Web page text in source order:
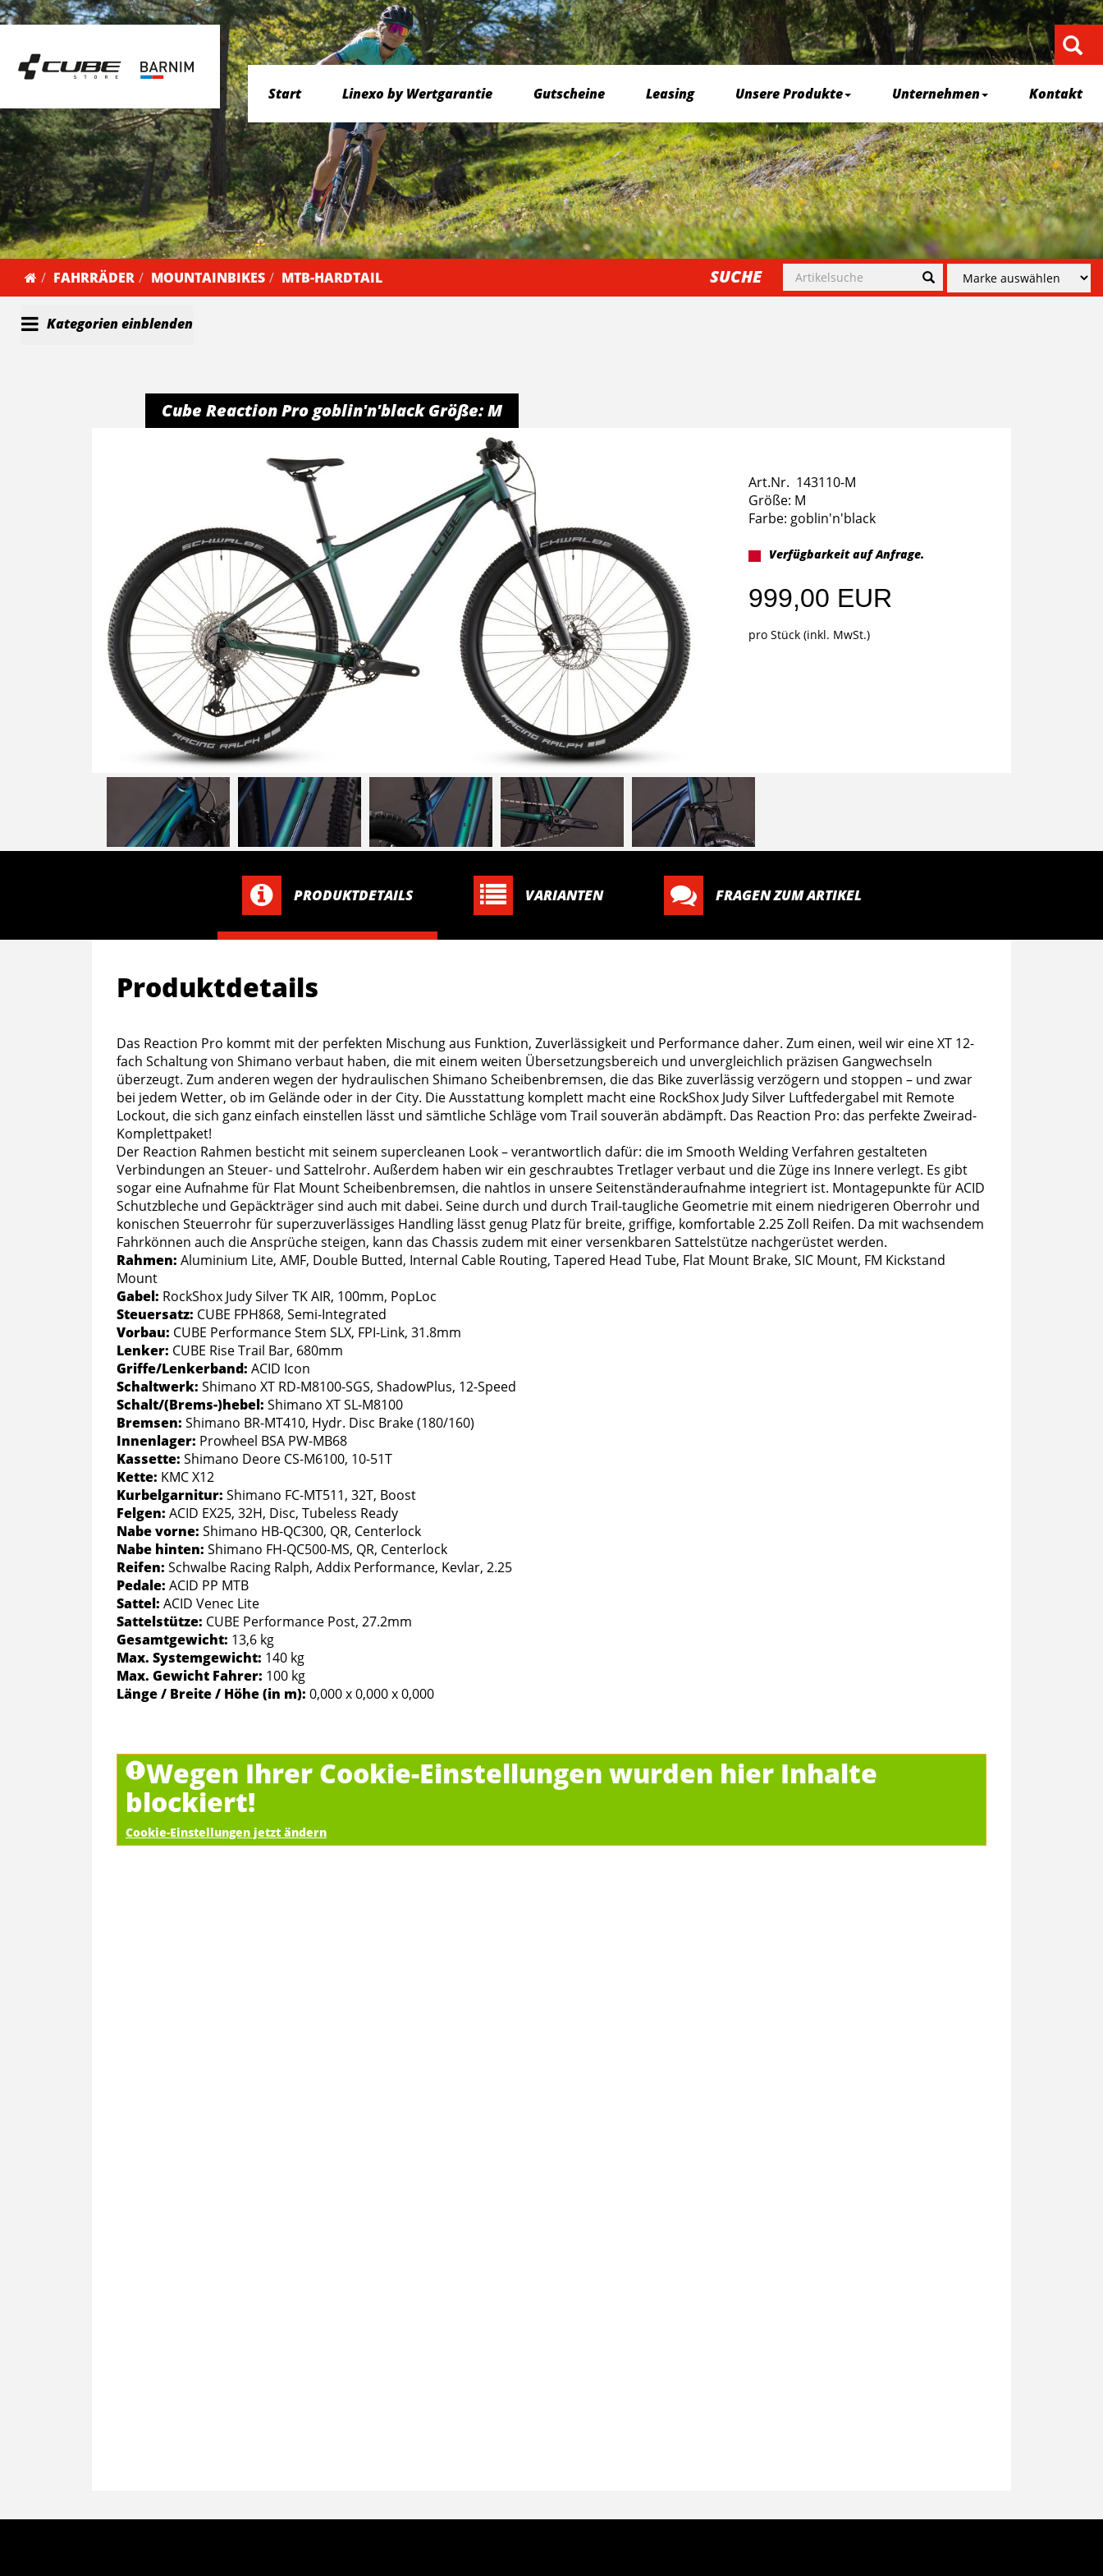
Start Linexo by Wertgarantie Gutscheine Leasing Unsere Produkte Unternehmen Kontakt
FAHRRÄDER MOUNTAINBIKES MTB-HARDTAIL SUCHE
Kategorien einblenden
Cube Reaction Pro goblin'n'black Größe: M
Art.Nr. 143110-M
Größe: M
Farbe: goblin'n'black
Verfügbarkeit auf Anfrage.
999,00 EUR
pro Stück (inkl. MwSt.)
PRODUKTDETAILS VARIANTEN FRAGEN ZUM ARTIKEL
Produktdetails
Das Reaction Pro kommt mit der perfekten Mischung aus Funktion, Zuverlässigkeit und Performance daher. Zum einen, weil wir eine XT 12-
fach Schaltung von Shimano verbaut haben, die mit einem weiten Übersetzungsbereich und unvergleichlich präzisen Gangwechseln
überzeugt. Zum anderen wegen der hydraulischen Shimano Scheibenbremsen, die das Bike zuverlässig verzögern und stoppen – und zwar
bei jedem Wetter, ob im Gelände oder in der City. Die Ausstattung komplett macht eine RockShox Judy Silver Luftfedergabel mit Remote
Lockout, die sich ganz einfach einstellen lässt und sämtliche Schläge vom Trail souverän abdämpft. Das Reaction Pro: das perfekte Zweirad-
Komplettpaket!
Der Reaction Rahmen besticht mit seinem supercleanen Look – verantwortlich dafür: die im Smooth Welding Verfahren gestalteten
Verbindungen an Steuer- und Sattelrohr. Außerdem haben wir ein geschraubtes Tretlager verbaut und die Züge ins Innere verlegt. Es gibt
sogar eine Aufnahme für Flat Mount Scheibenbremsen, die nahtlos in unsere Seitenständeraufnahme integriert ist. Montagepunkte für ACID
Schutzbleche und Gepäckträger sind auch mit dabei. Seine durch und durch Trail-taugliche Geometrie mit einem niedrigeren Oberrohr und
konischen Steuerrohr für superzuverlässiges Handling lässt genug Platz für breite, griffige, komfortable 2.25 Zoll Reifen. Da mit wachsendem
Fahrkönnen auch die Ansprüche steigen, kann das Chassis zudem mit einer versenkbaren Sattelstütze nachgerüstet werden.
Rahmen: Aluminium Lite, AMF, Double Butted, Internal Cable Routing, Tapered Head Tube, Flat Mount Brake, SIC Mount, FM Kickstand
Mount
Gabel: RockShox Judy Silver TK AIR, 100mm, PopLoc
Steuersatz: CUBE FPH868, Semi-Integrated
Vorbau: CUBE Performance Stem SLX, FPI-Link, 31.8mm
Lenker: CUBE Rise Trail Bar, 680mm
Griffe/Lenkerband: ACID Icon
Schaltwerk: Shimano XT RD-M8100-SGS, ShadowPlus, 12-Speed
Schalt/(Brems-)hebel: Shimano XT SL-M8100
Bremsen: Shimano BR-MT410, Hydr. Disc Brake (180/160)
Innenlager: Prowheel BSA PW-MB68
Kassette: Shimano Deore CS-M6100, 10-51T
Kette: KMC X12
Kurbelgarnitur: Shimano FC-MT511, 32T, Boost
Felgen: ACID EX25, 32H, Disc, Tubeless Ready
Nabe vorne: Shimano HB-QC300, QR, Centerlock
Nabe hinten: Shimano FH-QC500-MS, QR, Centerlock
Reifen: Schwalbe Racing Ralph, Addix Performance, Kevlar, 2.25
Pedale: ACID PP MTB
Sattel: ACID Venec Lite
Sattelstütze: CUBE Performance Post, 27.2mm
Gesamtgewicht: 13,6 kg
Max. Systemgewicht: 140 kg
Max. Gewicht Fahrer: 100 kg
Länge / Breite / Höhe (in m): 0,000 x 0,000 x 0,000
Wegen Ihrer Cookie-Einstellungen wurden hier Inhalte
blockiert!
Cookie-Einstellungen jetzt ändern